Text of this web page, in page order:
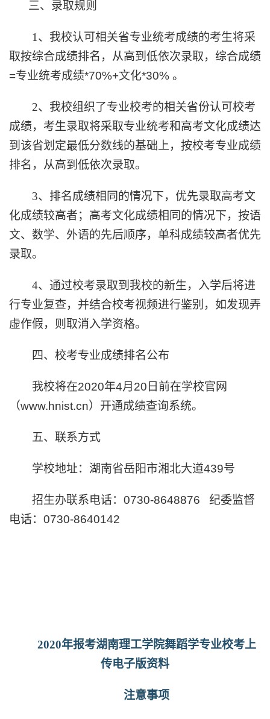
三、录取规则
1 、我校认可相关省专业统考成绩的考生将采
取按综合成绩排名，从高到低依次录取，综合成绩
=专业统考成绩*70%+文化*30% 。
2、我校组织了专业校考的相关省份认可校考
成绩，考生录取将采取专业统考和高考文化成绩达
到该省划定最低分数线的基础上，按校考专业成绩
排名，从高到低依次录取。
3、 排名成绩相同的情况下，优先录取高考文
化成绩较高者；高考文化成绩相同的情况下，按语
文、数学、外语的先后顺序，单科成绩较高者优先
录取。
4、 通过校考录取到我校的新生，入学后将进
行专业复查，并结合校考视频进行鉴别，如发现弄
虚作假，则取消入学资格。
四、校考专业成绩排名公布
我校将在2020年4月 20 日前在学校官网
（www.hnist.cn）开通成绩查询系统。
五、联系方式
学校地址：湖南省岳阳市湘北大道439号
招生办联系电话： 0730-8648876 纪委监督
电话： 0730-8640142
2020年报考湖南理工学院舞蹈学专业校考上
传电子版资料
注意事项